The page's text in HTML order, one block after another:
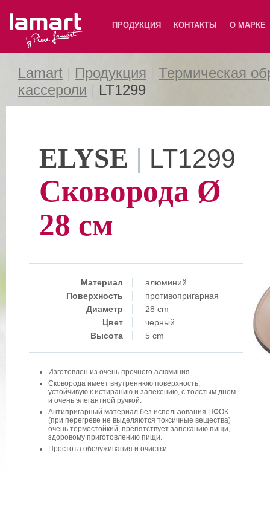
Lamart ПРОДУКЦИЯ КОНТАКТЫ О МАРКЕ
Lamart Продукция
Термическая
кассероли
LT1299
ELYSE | LT1299
Сковорода Ø
28 см
Материал
алюминий
Поверхность
противопригарная
Диаметр
28 cm
Цвет
черный
Высота
5 cm
Изготовлен из очень прочного алюминия.
Сковорода имеет внутреннюю поверхность,
устойчивую к истиранию и запекению, с толстым дном
и очень элегантной ручкой.
Антипригарный материал без использования ПФОК
(при перегреве не выделяются токсичные вещества)
очень термостойкий, препятствует запеканию пищи,
здоровому приготовлению пищи.
Простота обслуживания и очистки.